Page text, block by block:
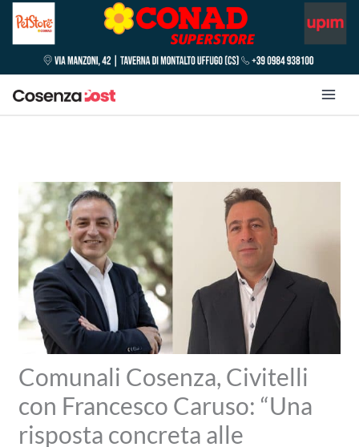
Comunali Cosenza, Civitelli
con Francesco Caruso: “Una
risposta concreta alle